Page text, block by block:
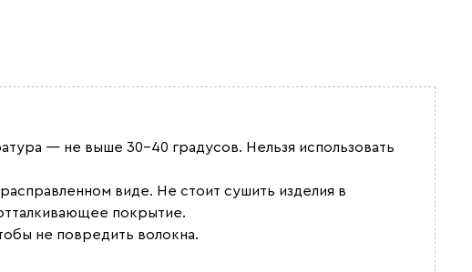
— не выше 30–40 градусов. Нельзя использовать
виде. Не стоит сушить изделия в
покрытие.
не повредить волокна.